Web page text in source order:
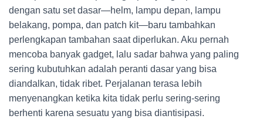
dengan satu set dasar—helm, lampu depan, lampu
belakang, pompa, dan patch kit—baru tambahkan
perlengkapan tambahan saat diperlukan. Aku pernah
mencoba banyak gadget, lalu sadar bahwa yang paling
sering kubutuhkan adalah peranti dasar yang bisa
diandalkan, tidak ribet. Perjalanan terasa lebih
menyenangkan ketika kita tidak perlu sering-sering
berhenti karena sesuatu yang bisa diantisipasi.